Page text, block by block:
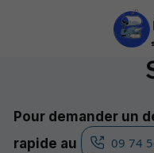
Location
Pour demander un
rapide au
09 74